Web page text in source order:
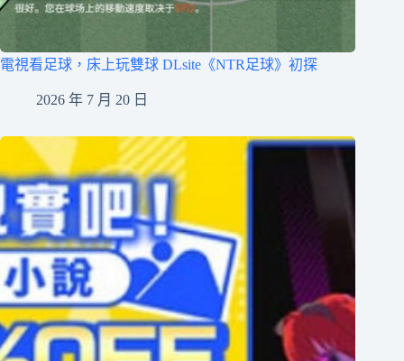
電視看足球，床上玩雙球 DLsite《NTR足球》初探
2026 年 7 月 20 日